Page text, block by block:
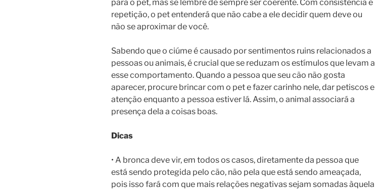
para o pet, mas se lembre de sempre ser coerente. Com consistência e
repetição, o pet entenderá que não cabe a ele decidir quem deve ou
não se aproximar de você.
Sabendo que o ciúme é causado por sentimentos ruins relacionados a
pessoas ou animais, é crucial que se reduzam os estímulos que levam a
esse comportamento. Quando a pessoa que seu cão não gosta
aparecer, procure brincar com o pet e fazer carinho nele, dar petiscos e
atenção enquanto a pessoa estiver lá. Assim, o animal associará a
presença dela a coisas boas.
Dicas
• A bronca deve vir, em todos os casos, diretamente da pessoa que
está sendo protegida pelo cão, não pela que está sendo ameaçada,
pois isso fará com que mais relações negativas sejam somadas àquela